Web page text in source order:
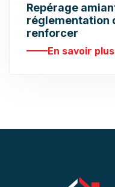
Repérage
réglementation
renforcer
En savoir plus